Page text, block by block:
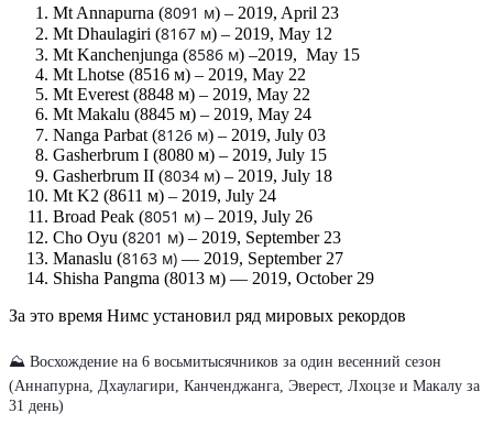
Mt Annapurna (8091 м) – 2019, April 23
Mt Dhaulagiri (8167 м) – 2019, May 12
Mt Kanchenjunga (8586 м) –2019, May 15
Mt Lhotse (8516 м) – 2019, May 22
Mt Everest (8848 м) – 2019, May 22
Mt Makalu (8845 м) – 2019, May 24
Nanga Parbat (8126 м) – 2019, July 03
Gasherbrum I (8080 м) – 2019, July 15
Gasherbrum II (8034 м) – 2019, July 18
Mt K2 (8611 м) – 2019, July 24
Broad Peak (8051 м) – 2019, July 26
Cho Oyu (8201 м) – 2019, September 23
Manaslu (8163 м) — 2019, September 27
Shisha Pangma (8013 м) — 2019, October 29
За это время Нимс установил ряд мировых рекордов
⛰ Восхождение на 6 восьмитысячников за один весенний сезон
(Аннапурна, Дхаулагири, Канченджанга, Эверест, Лхоцзе и Макалу за
31 день)